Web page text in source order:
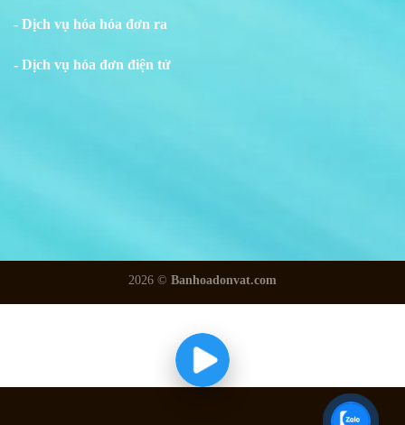
- Dịch vụ hóa hóa đơn ra
- Dịch vụ hóa đơn điện tử
2026 © Banhoadonvat.com